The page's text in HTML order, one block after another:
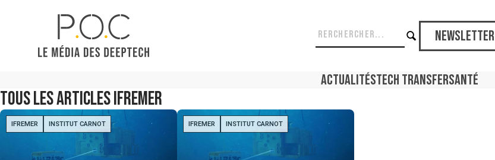
Newsletter
ActualitésTech TransferSanté
Tous les articlesIfremer
IFREMER INSTITUT CARNOT IFREMER INSTITUT CARNOT